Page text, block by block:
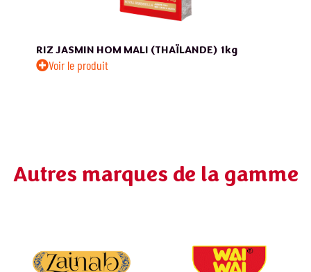
RIZ JASMIN HOM MALI (THAÏLANDE) 1kg
Voir le produit
Autres marques de la gamme